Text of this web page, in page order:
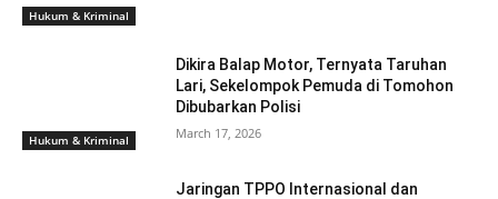
Hukum & Kriminal
Hukum & Kriminal
Dikira Balap Motor, Ternyata Taruhan
Lari, Sekelompok Pemuda di Tomohon
Dibubarkan Polisi
March 17, 2026
Jaringan TPPO Internasional dan